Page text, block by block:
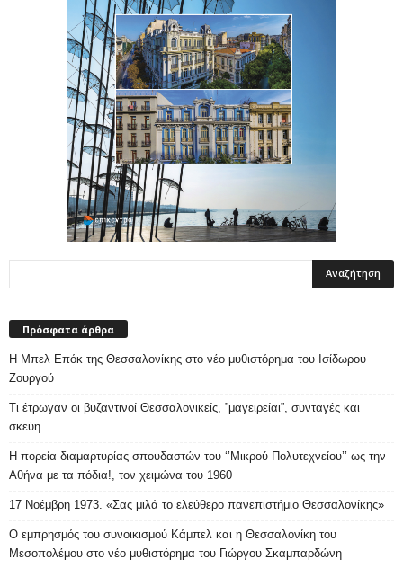
Πρόσφατα άρθρα
Η Μπελ Επόκ της Θεσσαλονίκης στο νέο μυθιστόρημα του Ισίδωρου
Ζουργού
Τι έτρωγαν οι βυζαντινοί Θεσσαλονικείς, ”μαγειρείαι”, συνταγές και
σκεύη
Η πορεία διαμαρτυρίας σπουδαστών του ‘’Μικρού Πολυτεχνείου’’ ως την
Αθήνα με τα πόδια!, τον χειμώνα του 1960
17 Νοέμβρη 1973. «Σας μιλά το ελεύθερο πανεπιστήμιο Θεσσαλονίκης»
Ο εμπρησμός του συνοικισμού Κάμπελ και η Θεσσαλονίκη του
Μεσοπολέμου στο νέο μυθιστόρημα του Γιώργου Σκαμπαρδώνη